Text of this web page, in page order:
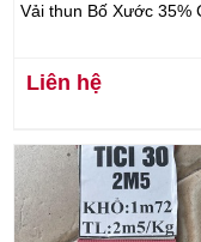
Vải thun Bố Xước 35%
Liên hệ